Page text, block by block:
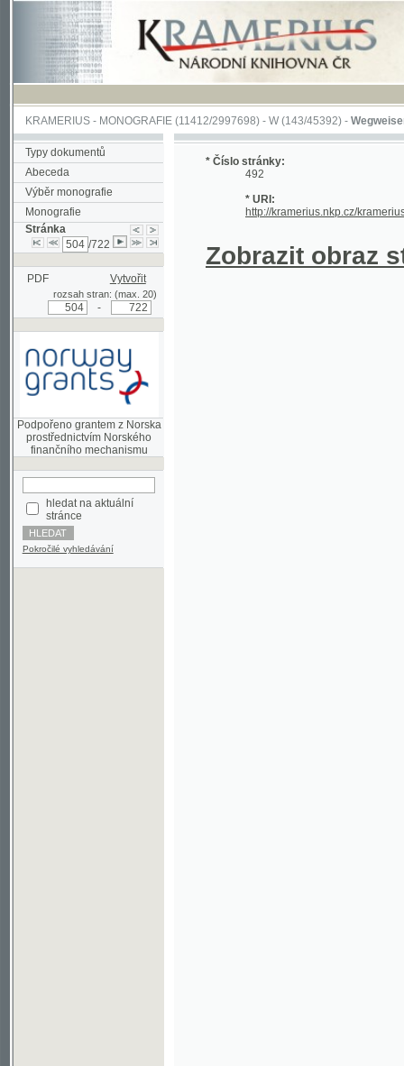
KRAMERIUS-MONOGRAFIE(11412/2997698) -W (143/45392)-Wegweiser durch
Typy dokumentů
Abeceda
Výběr monografie
Monografie
Stránka
/722
PDF Vytvořit
rozsah stran: (max. 20)
Podpořeno grantem z Norska
prostřednictvím Norského
hledat na aktuální
stránce
Pokročilé vyhledávání
* Číslo stránky:
492
* URI:
http://kramerius.nkp.cz/kramerius/